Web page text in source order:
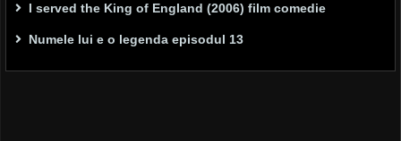
I served the King of England (2006) film comedie
Numele lui e o legenda episodul 13